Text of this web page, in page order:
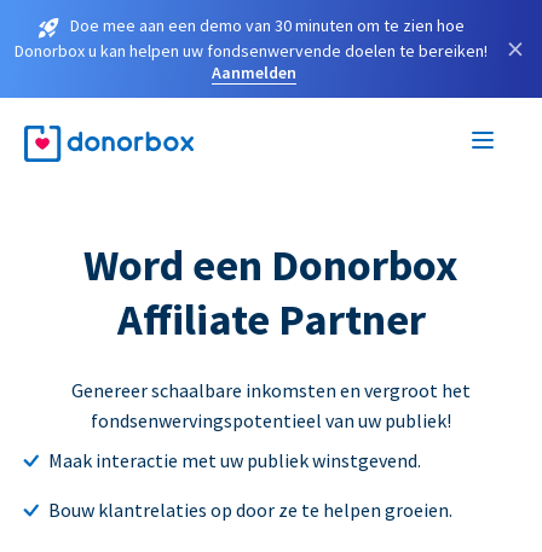
Doe mee aan een demo van 30 minuten om te zien hoe
Donorbox u kan helpen uw fondsenwervende doelen te bereiken!
Aanmelden
×
Word een Donorbox
Affiliate Partner
Genereer schaalbare inkomsten en vergroot het
fondsenwervingspotentieel van uw publiek!
Maak interactie met uw publiek winstgevend.
Bouw klantrelaties op door ze te helpen groeien.